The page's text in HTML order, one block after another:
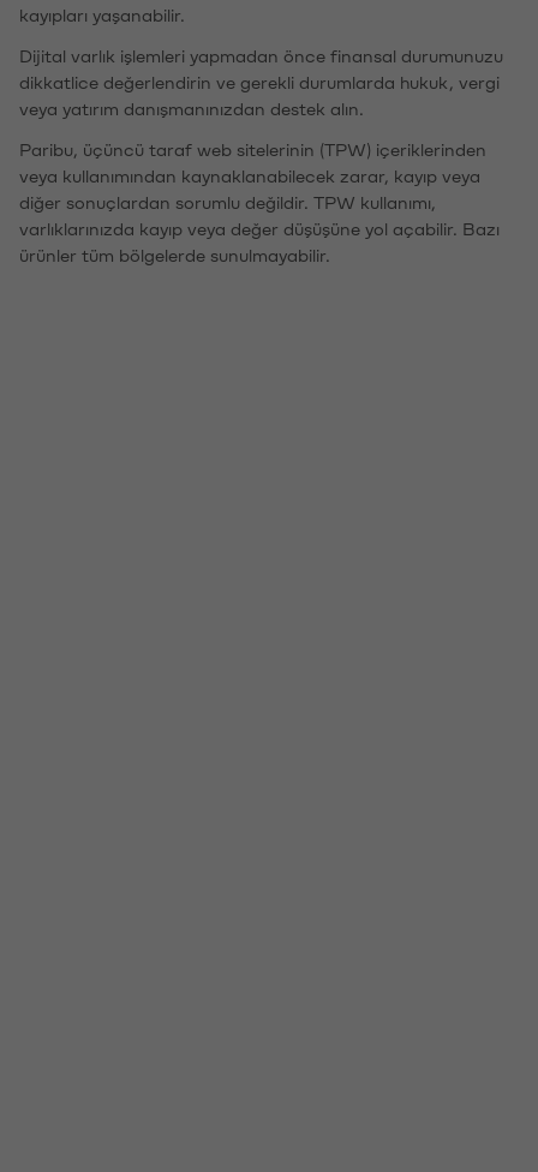
kayıpları yaşanabilir.
Dijital varlık işlemleri yapmadan önce finansal durumunuzu
dikkatlice değerlendirin ve gerekli durumlarda hukuk, vergi
veya yatırım danışmanınızdan destek alın.
Paribu, üçüncü taraf web sitelerinin (TPW) içeriklerinden
veya kullanımından kaynaklanabilecek zarar, kayıp veya
diğer sonuçlardan sorumlu değildir. TPW kullanımı,
varlıklarınızda kayıp veya değer düşüşüne yol açabilir. Bazı
ürünler tüm bölgelerde sunulmayabilir.